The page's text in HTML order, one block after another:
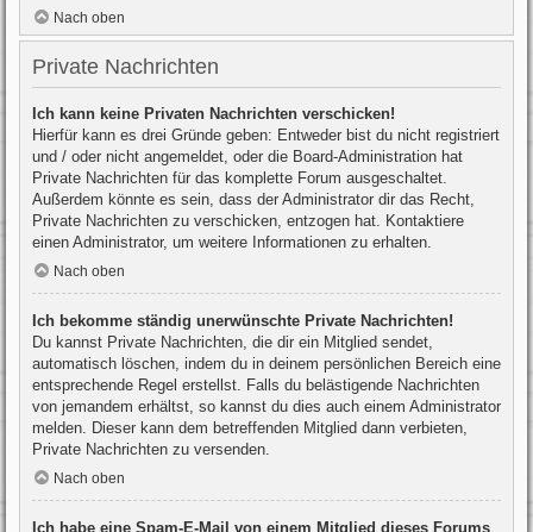
Nach oben
Private Nachrichten
Ich kann keine Privaten Nachrichten verschicken!
Hierfür kann es drei Gründe geben: Entweder bist du nicht registriert
und / oder nicht angemeldet, oder die Board-Administration hat
Private Nachrichten für das komplette Forum ausgeschaltet.
Außerdem könnte es sein, dass der Administrator dir das Recht,
Private Nachrichten zu verschicken, entzogen hat. Kontaktiere
einen Administrator, um weitere Informationen zu erhalten.
Nach oben
Ich bekomme ständig unerwünschte Private Nachrichten!
Du kannst Private Nachrichten, die dir ein Mitglied sendet,
automatisch löschen, indem du in deinem persönlichen Bereich eine
entsprechende Regel erstellst. Falls du belästigende Nachrichten
von jemandem erhältst, so kannst du dies auch einem Administrator
melden. Dieser kann dem betreffenden Mitglied dann verbieten,
Private Nachrichten zu versenden.
Nach oben
Ich habe eine Spam-E-Mail von einem Mitglied dieses Forums